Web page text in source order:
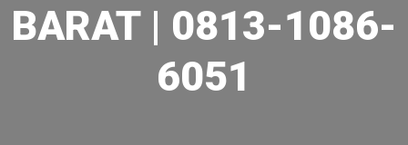
BARAT | 0813-1086-
6051